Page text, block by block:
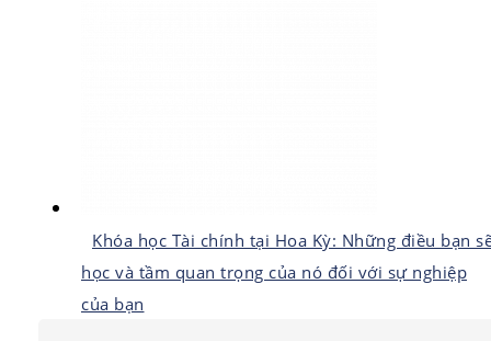
Khóa học Tài chính tại Hoa Kỳ: Những điều bạn
học và tầm quan trọng của nó đối với sự nghiệp
của bạn